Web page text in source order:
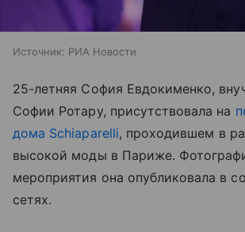
Источник: РИА Новости
25-летняя София Евдокименко,
Софии Ротару, присутствовала на
дома Schiaparelli, проходившем в
высокой моды в Париже.
мероприятия она опубликовала в
сетях.